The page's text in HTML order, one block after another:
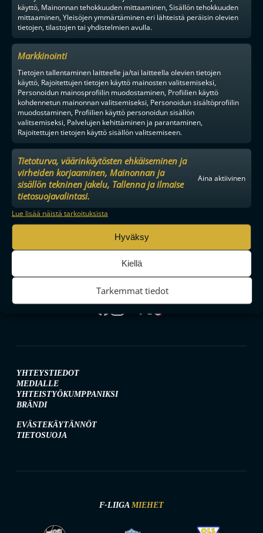
käyttö, Mainonnan tehokkuuden mittaaminen, Sisällön tehokkuuden
mittaaminen, Yleisöjen ymmärtäminen eri lähteistä peräisin olevien
tietojen, tilastojen tai yhdistelmien avulla.
Markkinointi
Tietojen tallentaminen laitteelle ja/tai laitteella olevien tietojen
käyttö, Rajoitettujen tietojen käyttö mainosten valitsemiseksi,
Personoidun mainosprofiilin muodostaminen, Profiilien käyttö
kohdennetun mainonnan valitsemiseksi, Personoidun sisältöprofiilin
muodostaminen, Profiilien käyttö personoidun sisällön
valitsemiseksi, Palvelujen kehittäminen ja parantaminen,
Rajoitettujen tietojen käyttö sisällön valitsemiseen.
Tietoturva, väärinkäytösten ehkäiseminen ja
virheiden korjaaminen, Mainonnan ja
sisällön tekninen jakelu, Tallenna ja ilmaise
tietosuojavalintasi.
Aina aktiivinen
Lue lisää näistä tarkoituksista
Hyväksy
Kiellä
Tarkemmat tiedot
MAAILMAN VIIHDYTTÄVINTÄ SALIBANDYA
SEURAA MEITÄ SOMESSA
YHTEYSTIEDOT
MEDIALLE
YHTEISTYÖKUMPPANIKSI
BRÄNDI
EVÄSTEKÄYTÄNNÖT
TIETOSUOJA
F-LIIGA MIEHET